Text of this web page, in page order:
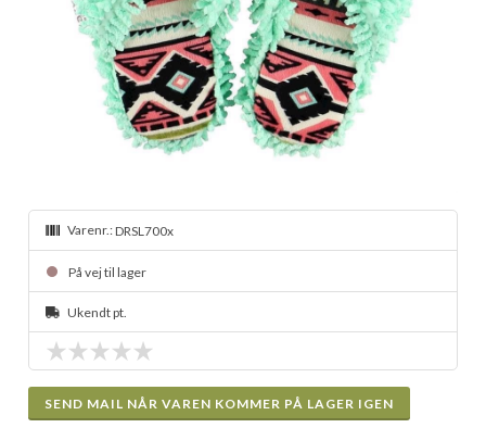
Varenr.:DRSL700x
På vej til lager
Ukendt pt.
SEND MAIL NÅR VAREN KOMMER PÅ LAGER IGEN